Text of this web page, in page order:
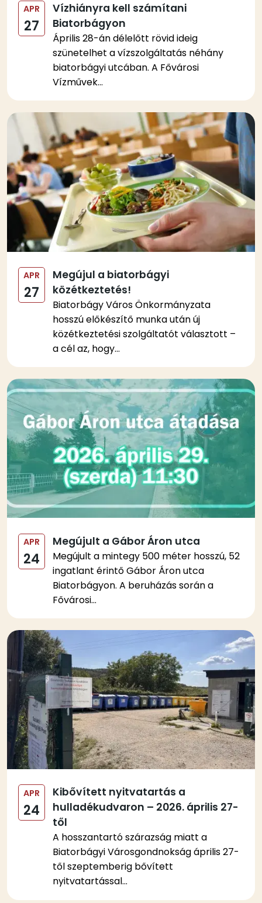
APR
27
Vízhiányra kell számítani
Biatorbágyon
Április 28-án délelőtt rövid ideig
szünetelhet a vízszolgáltatás néhány
biatorbágyi utcában. A Fővárosi
Vízművek...
Kép
APR
27
Megújul a biatorbágyi
közétkeztetés!
Biatorbágy Város Önkormányzata
hosszú előkészítő munka után új
közétkeztetési szolgáltatót választott –
a cél az, hogy...
Kép
APR
24
Megújult a Gábor Áron utca
Megújult a mintegy 500 méter hosszú, 52
ingatlant érintő Gábor Áron utca
Biatorbágyon. A beruházás során a
Fővárosi...
Kép
APR
24
Kibővített nyitvatartás a
hulladékudvaron – 2026. április 27-
től
A hosszantartó szárazság miatt a
Biatorbágyi Városgondnokság április 27-
től szeptemberig bővített
nyitvatartással...